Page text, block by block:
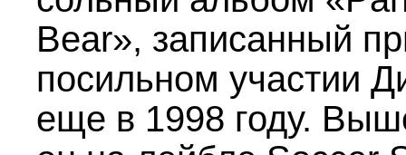
Bear», записанный
посильном участии
еще в 1998 году.